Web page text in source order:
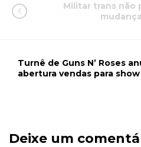
Militar trans não
Turnê de Guns N’ Roses
abertura vendas para
Deixe um